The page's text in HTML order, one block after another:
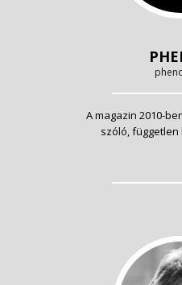
A magazin 2010-
szóló,